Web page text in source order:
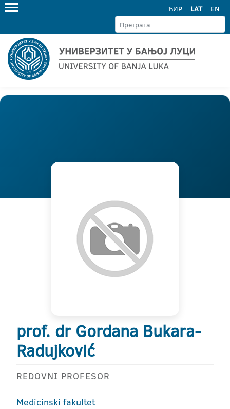
ЋИР LAT EN
prof. dr Gordana Bukara-
Radujković
REDOVNI PROFESOR
Medicinski fakultet